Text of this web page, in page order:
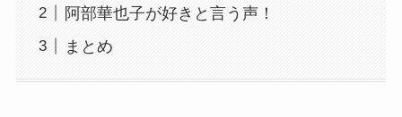
阿部華也子が好きと言う声！
まとめ